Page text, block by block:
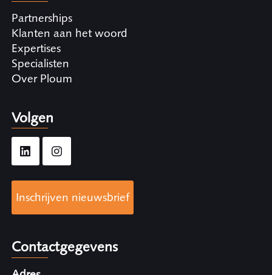
Partnerships
Klanten aan het woord
Expertises
Specialisten
Over Ploum
Volgen
Inschrijven nieuwsbrief
Contactgegevens